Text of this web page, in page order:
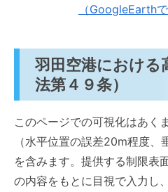
（GoogleEarth
羽田空港における
法第４９条）
このページでの可視化はあく
（水平位置の誤差20m程度、
を含みます。提供する制限表
の内容をもとに目視で入力し